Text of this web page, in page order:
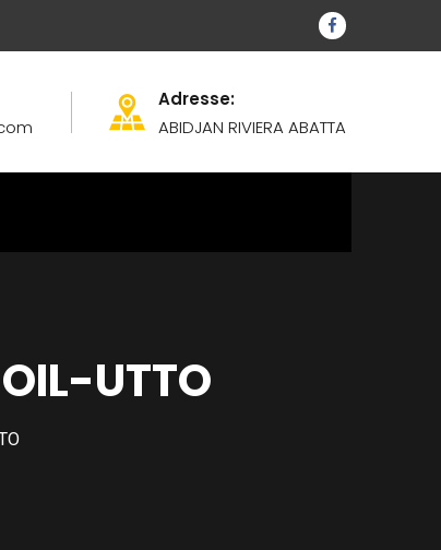
Adresse:
ABIDJAN RIVIERA ABATTA
UTTO